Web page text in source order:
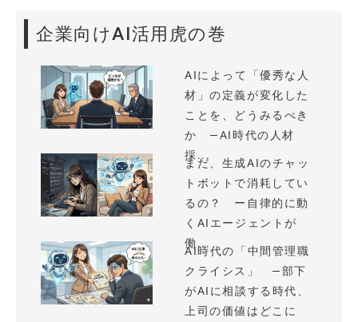
企業向けAI活用虎の巻
AIによって「優秀な人
材」の定義が変化した
ことを、どうみるべき
か —AI時代の人材
採...
まだ、生成AIのチャッ
トボットで消耗してい
るの？ ー自律的に動
くAIエージェントが
働...
AI時代の「中間管理職
クライシス」 —部下
がAIに相談する時代、
上司の価値はどこに